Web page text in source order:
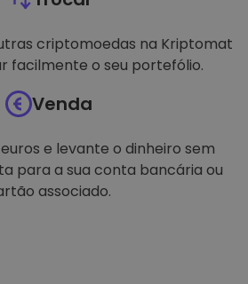
criptomoedas na Kriptomat
facilmente o seu portefólio.
Venda
e levante o dinheiro sem
para a sua conta bancária ou
associado.